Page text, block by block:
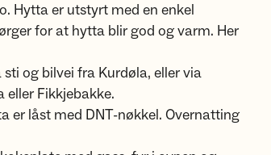
Hytta er utstyrt med en enkel
for at hytta blir god og varm. Her
og bilvei fra Kurdøla, eller via
Fikkjebakke.
er låst med DNT-nøkkel. Overnatting